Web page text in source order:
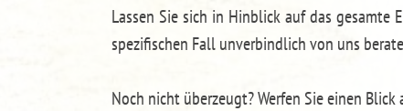
Lassen Sie sich in Hinblick auf das
spezifischen Fall unverbindlich von uns
Noch nicht überzeugt? Werfen Sie einen Blick